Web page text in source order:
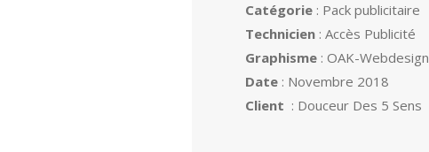
Catégorie : Pack publicitaire
Technicien : Accès Publicité
Graphisme : OAK-Webdesign
Date : Novembre 2018
Client : Douceur Des 5 Sens